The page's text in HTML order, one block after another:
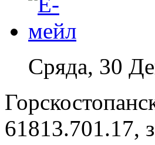
Сряда, 30
61813.701.17,